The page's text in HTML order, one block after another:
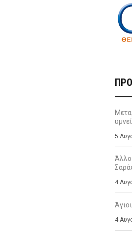
5
Άλλο
4
4